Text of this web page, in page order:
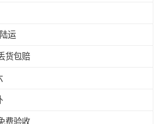
运
货包赔
费验收